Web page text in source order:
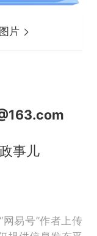
片
事儿
易号”作者上传